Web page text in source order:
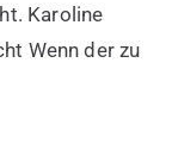
Karoline
Wenn der zu